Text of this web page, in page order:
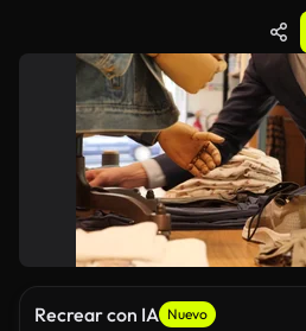
Recrear con IA Nuevo